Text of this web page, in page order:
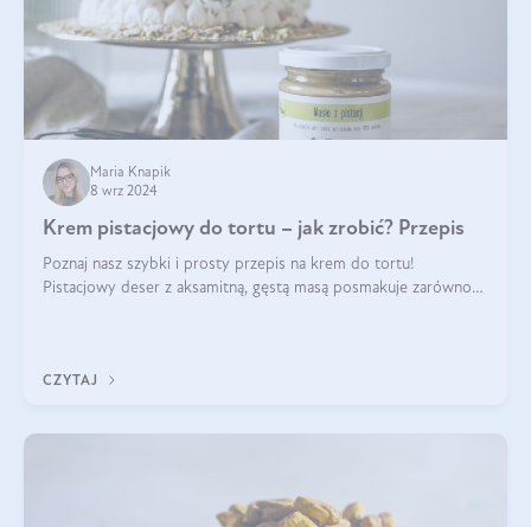
Maria Knapik
8 wrz 2024
Krem pistacjowy do tortu – jak zrobić? Przepis
Poznaj nasz szybki i prosty przepis na krem do tortu!
Pistacjowy deser z aksamitną, gęstą masą posmakuje zarówno
CZYTAJ